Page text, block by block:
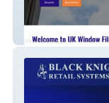
UK Window Films